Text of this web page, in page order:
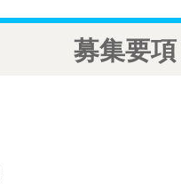
募集要項